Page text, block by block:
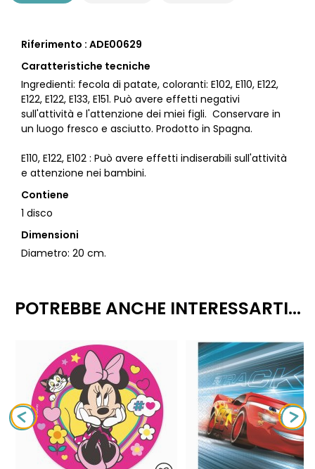
Riferimento : ADE00629
Caratteristiche tecniche
Ingredienti: fecola di patate, coloranti: E102, E110, E122,
E122, E122, E133, E151. Può avere effetti negativi
sull'attività e l'attenzione dei miei figli. Conservare in
un luogo fresco e asciutto. Prodotto in Spagna.
E110, E122, E102 : Può avere effetti indiserabili sull'attività
e attenzione nei bambini.
Contiene
1 disco
Dimensioni
Diametro: 20 cm.
POTREBBE ANCHE INTERESSARTI...